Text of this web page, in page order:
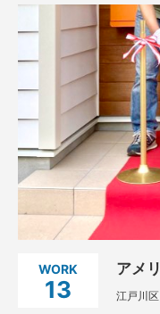
WORK
13
アメ
江戸川区